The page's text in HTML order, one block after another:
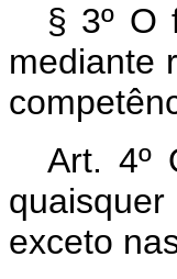
§ 3º O
mediante
Art. 4º
exceto